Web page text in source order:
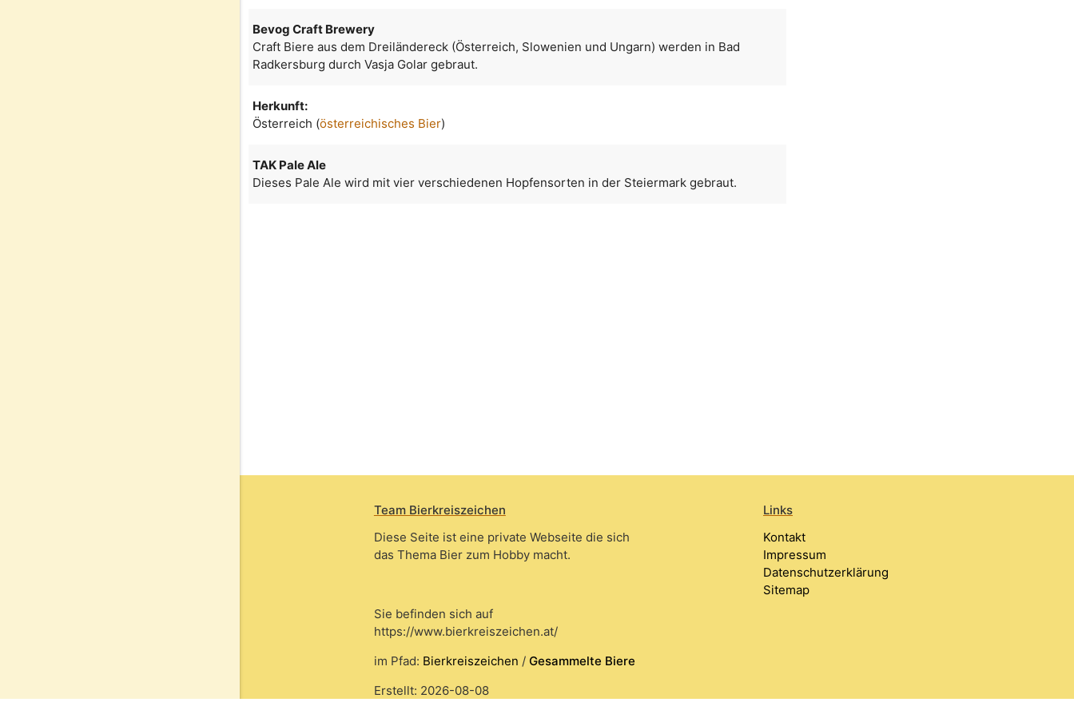
Bevog Craft Brewery
Craft Biere aus dem Dreiländereck (Österreich, Slowenien und Ungarn) werden in Bad
Radkersburg durch Vasja Golar gebraut.
Herkunft:
Österreich (österreichisches Bier)
TAK Pale Ale
Dieses Pale Ale wird mit vier verschiedenen Hopfensorten in der Steiermark gebraut.
Team Bierkreiszeichen
Diese Seite ist eine private Webseite die sich
das Thema Bier zum Hobby macht.
Sie befinden sich auf
https://www.bierkreiszeichen.at/
im Pfad: Bierkreiszeichen / Gesammelte Biere
Erstellt: 2026-08-08
Links
Kontakt
Impressum
Datenschutzerklärung
Sitemap